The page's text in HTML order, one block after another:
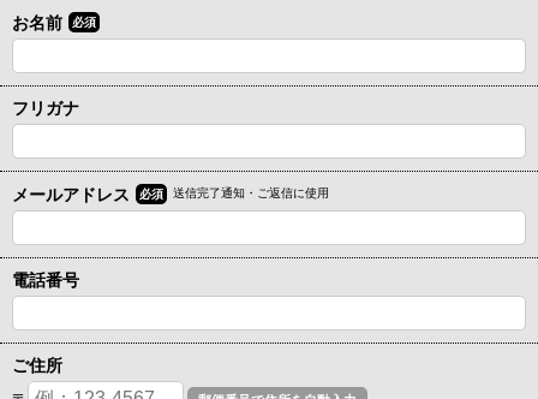
お名前 必須
フリガナ
メールアドレス 必須 送信完了通知・ご返信に使用
電話番号
ご住所